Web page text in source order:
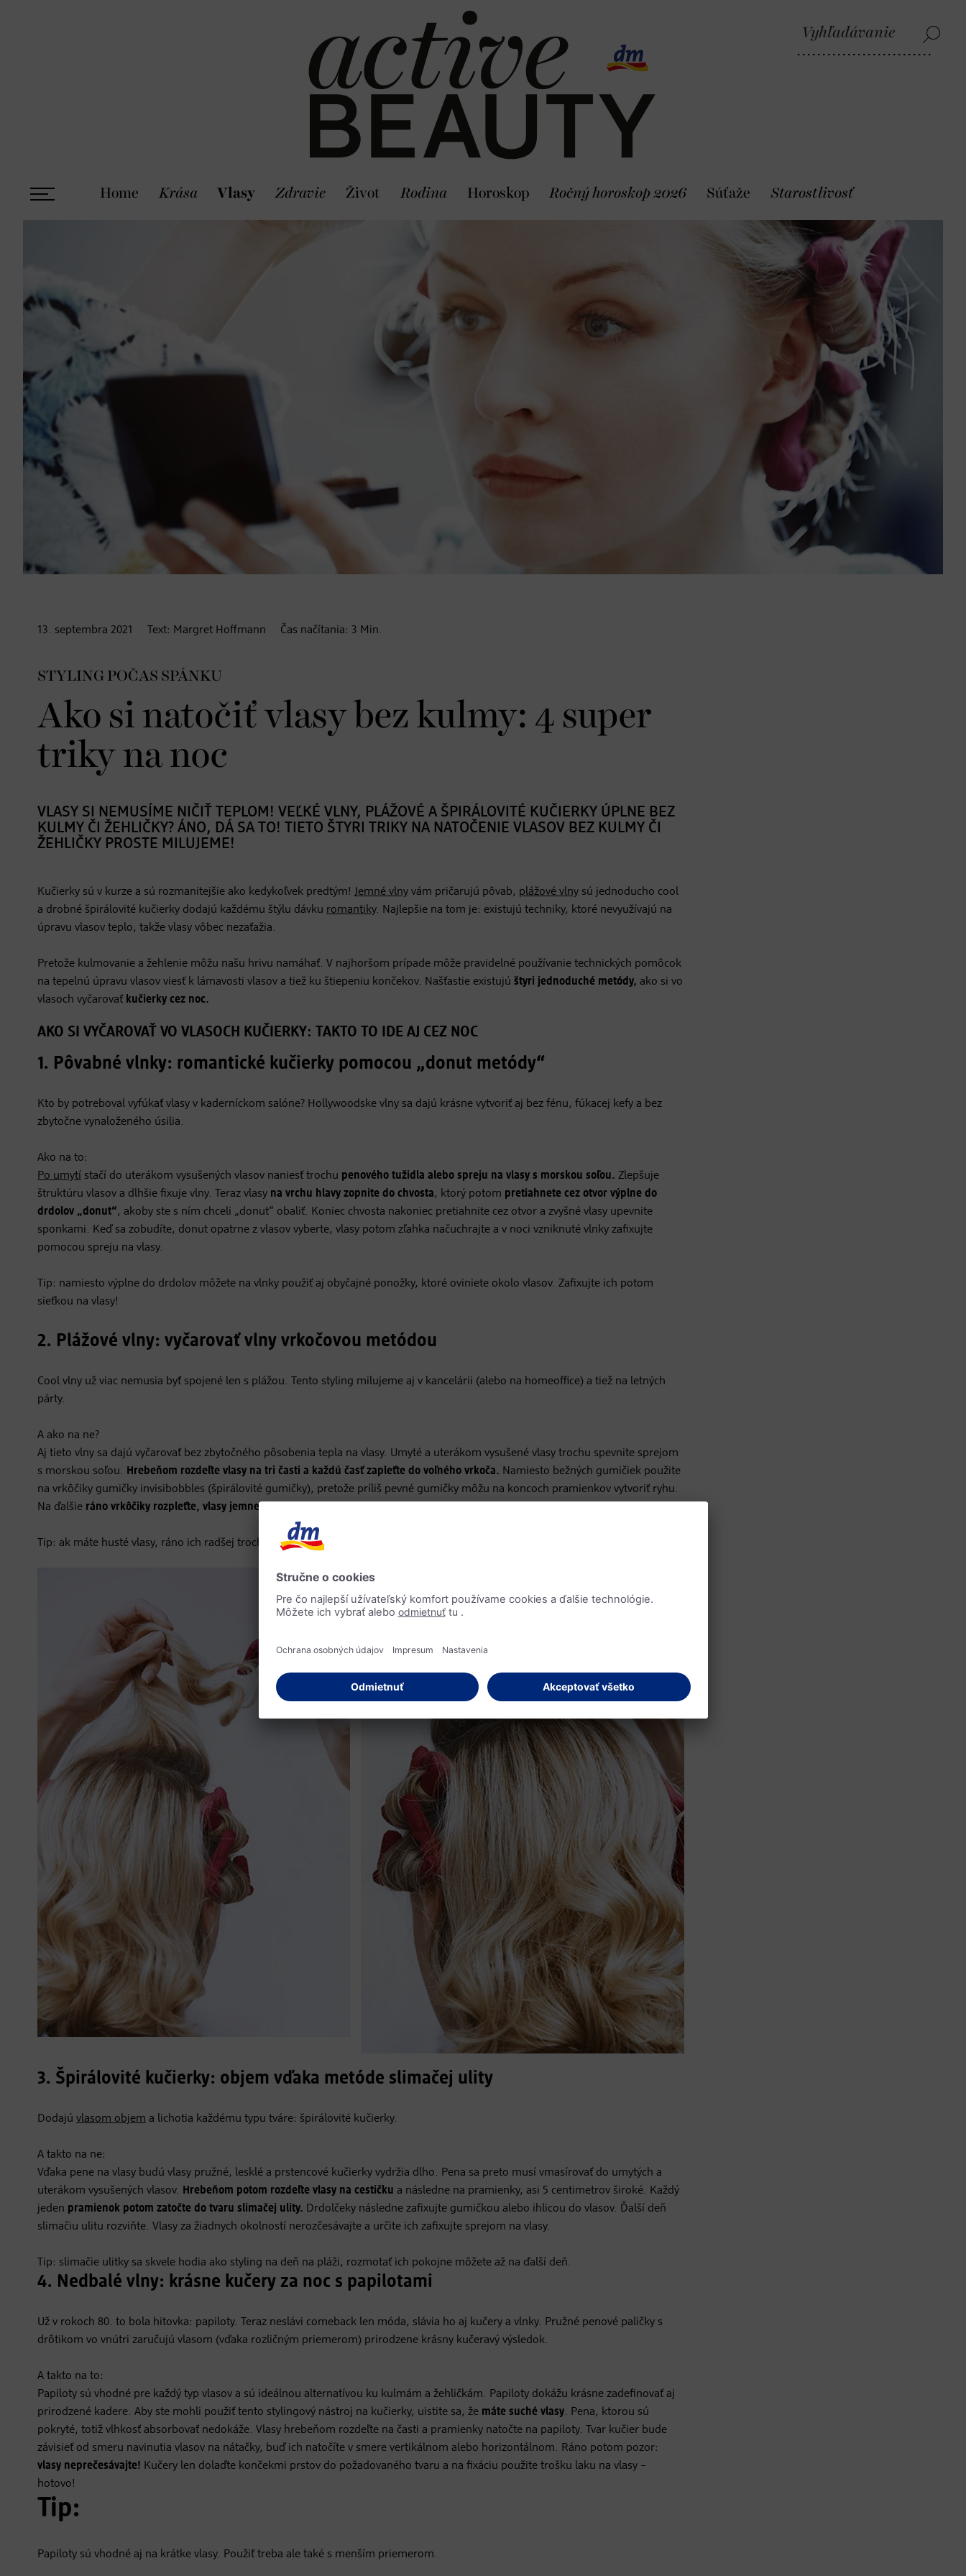
Home Krása Vlasy Zdravie Život Rodina Horoskop Ročný horoskop 2026 Súťaže Starostlivosť
13. septembra 2021 Text: Margret Hoffmann Čas načítania: 3 Min.
STYLING POČAS SPÁNKU
Ako si natočiť vlasy bez kulmy: 4 super
triky na noc
VLASY SI NEMUSÍME NIČIŤ TEPLOM! VEĽKÉ VLNY, PLÁŽOVÉ A ŠPIRÁLOVITÉ KUČIERKY ÚPLNE BEZ
KULMY ČI ŽEHLIČKY? ÁNO, DÁ SA TO! TIETO ŠTYRI TRIKY NA NATOČENIE VLASOV BEZ KULMY ČI
ŽEHLIČKY PROSTE MILUJEME!
Kučierky sú v kurze a sú rozmanitejšie ako kedykoľvek predtým! Jemné vlny vám pričarujú pôvab, plážové vlny sú jednoducho cool
a drobné špirálovité kučierky dodajú každému štýlu dávku romantiky. Najlepšie na tom je: existujú techniky, ktoré nevyužívajú na
úpravu vlasov teplo, takže vlasy vôbec nezaťažia.
Pretože kulmovanie a žehlenie môžu našu hrivu namáhať. V najhoršom prípade môže pravidelné používanie technických pomôcok
na tepelnú úpravu vlasov viesť k lámavosti vlasov a tiež ku štiepeniu končekov. Našťastie existujú štyri jednoduché metódy, ako si vo
vlasoch vyčarovať kučierky cez noc.
AKO SI VYČAROVAŤ VO VLASOCH KUČIERKY: TAKTO TO IDE AJ CEZ NOC
1. Pôvabné vlnky: romantické kučierky pomocou „donut metódy“
Kto by potreboval vyfúkať vlasy v kaderníckom salóne? Hollywoodske vlny sa dajú krásne vytvoriť aj bez fénu, fúkacej kefy a bez
zbytočne vynaloženého úsilia.
Ako na to:
Po umytí stačí do uterákom vysušených vlasov naniesť trochu penového tužidla alebo spreju na vlasy s morskou soľou. Zlepšuje
štruktúru vlasov a dlhšie fixuje vlny. Teraz vlasy na vrchu hlavy zopnite do chvosta, ktorý potom pretiahnete cez otvor výplne do
drdolov „donut“, akoby ste s ním chceli „donut“ obaliť. Koniec chvosta nakoniec pretiahnite cez otvor a zvyšné vlasy upevnite
sponkami. Keď sa zobudíte, donut opatrne z vlasov vyberte, vlasy potom zľahka načuchrajte a v noci vzniknuté vlnky zafixujte
pomocou spreju na vlasy.
Tip: namiesto výplne do drdolov môžete na vlnky použiť aj obyčajné ponožky, ktoré oviniete okolo vlasov. Zafixujte ich potom
sieťkou na vlasy!
2. Plážové vlny: vyčarovať vlny vrkočovou metódou
Cool vlny už viac nemusia byť spojené len s plážou. Tento styling milujeme aj v kancelárii (alebo na homeoffice) a tiež na letných
párty.
A ako na ne?
Aj tieto vlny sa dajú vyčarovať bez zbytočného pôsobenia tepla na vlasy. Umyté a uterákom vysušené vlasy trochu spevnite sprejom
s morskou soľou. Hrebeňom rozdeľte vlasy na tri časti a každú časť zapleťte do voľného vrkoča. Namiesto bežných gumičiek použite
na vrkôčiky gumičky invisibobbles (špirálovité gumičky), pretože príliš pevné gumičky môžu na koncoch pramienkov vytvoriť ryhu.
Na ďalšie ráno vrkôčiky rozpleťte, vlasy jemne prejdite rukou
Tip: ak máte husté vlasy, ráno ich radšej trochu prefénujte, zapletené vlasy môžu totiž počas noci ťažšie schnúť.
3. Špirálovité kučierky: objem vďaka metóde slimačej ulity
Dodajú vlasom objem a lichotia každému typu tváre: špirálovité kučierky.
A takto na ne:
Vďaka pene na vlasy budú vlasy pružné, lesklé a prstencové kučierky vydržia dlho. Pena sa preto musí vmasírovať do umytých a
uterákom vysušených vlasov. Hrebeňom potom rozdeľte vlasy na cestičku a následne na pramienky, asi 5 centimetrov široké. Každý
jeden pramienok potom zatočte do tvaru slimačej ulity. Drdolčeky následne zafixujte gumičkou alebo ihlicou do vlasov. Ďalší deň
slimačiu ulitu rozviňte. Vlasy za žiadnych okolností nerozčesávajte a určite ich zafixujte sprejom na vlasy.
Tip: slimačie ulitky sa skvele hodia ako styling na deň na pláži, rozmotať ich pokojne môžete až na ďalší deň.
4. Nedbalé vlny: krásne kučery za noc s papilotami
Už v rokoch 80. to bola hitovka: papiloty. Teraz neslávi comeback len móda, slávia ho aj kučery a vlnky. Pružné penové paličky s
drôtikom vo vnútri zaručujú vlasom (vďaka rozličným priemerom) prirodzene krásny kučeravý výsledok.
A takto na to:
Papiloty sú vhodné pre každý typ vlasov a sú ideálnou alternatívou ku kulmám a žehličkám. Papiloty dokážu krásne zadefinovať aj
prirodzené kadere. Aby ste mohli použiť tento stylingový nástroj na kučierky, uistite sa, že máte suché vlasy. Pena, ktorou sú
pokryté, totiž vlhkosť absorbovať nedokáže. Vlasy hrebeňom rozdeľte na časti a pramienky natočte na papiloty. Tvar kučier bude
závisieť od smeru navinutia vlasov na nátačky, buď ich natočíte v smere vertikálnom alebo horizontálnom. Ráno potom pozor:
vlasy neprečesávajte! Kučery len dolaďte končekmi prstov do požadovaného tvaru a na fixáciu použite trošku laku na vlasy –
hotovo!
Tip:
Papiloty sú vhodné aj na krátke vlasy. Použiť treba ale také s menším priemerom.